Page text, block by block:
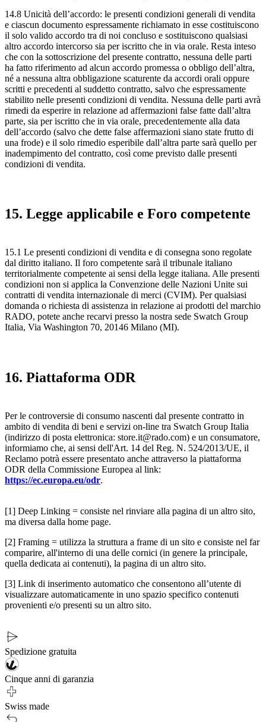
14.8 Unicità dell’accordo: le presenti condizioni generali di vendita
e ciascun documento espressamente richiamato in esse costituiscono
il solo valido accordo tra di noi concluso e sostituiscono qualsiasi
altro accordo intercorso sia per iscritto che in via orale. Resta inteso
che con la sottoscrizione del presente contratto, nessuna delle parti
ha fatto riferimento ad alcun accordo promessa o obbligo dell’altra,
né a nessuna altra obbligazione scaturente da accordi orali oppure
scritti e precedenti al suddetto contratto, salvo che espressamente
stabilito nelle presenti condizioni di vendita. Nessuna delle parti avrà
rimedi da esperire in relazione ad affermazioni false fatte dall’altra
parte, sia per iscritto che in via orale, precedentemente alla data
dell’accordo (salvo che dette false affermazioni siano state frutto di
una frode) e il solo rimedio esperibile dall’altra parte sarà quello per
inadempimento del contratto, così come previsto dalle presenti
condizioni di vendita.
15. Legge applicabile e Foro competente
15.1 Le presenti condizioni di vendita e di consegna sono regolate
dal diritto italiano. Il foro competente sarà il tribunale italiano
territorialmente competente ai sensi della legge italiana. Alle presenti
condizioni non si applica la Convenzione delle Nazioni Unite sui
contratti di vendita internazionale di merci (CVIM). Per qualsiasi
domanda o richiesta di assistenza in relazione ai prodotti del marchio
RADO, potete anche recarvi presso la nostra sede Swatch Group
Italia, Via Washington 70, 20146 Milano (MI).
16. Piattaforma ODR
Per le controversie di consumo nascenti dal presente contratto in
ambito di vendita di beni e servizi on-line tra Swatch Group Italia
(indirizzo di posta elettronica: store.it@rado.com) e un consumatore,
informiamo che, ai sensi dell'Art. 14 del Reg. N. 524/2013/UE, il
Reclamo potrà essere presentato anche attraverso la piattaforma
ODR della Commissione Europea al link:
https://ec.europa.eu/odr.
[1] Deep Linking = consiste nel rinviare alla pagina di un altro sito,
ma diversa dalla home page.
[2] Framing = utilizza la struttura a frame di un sito e consiste nel far
comparire, all'interno di una delle cornici (in genere la principale,
quella dedicata ai contenuti), la pagina di un altro sito.
[3] Link di inserimento automatico che consentono all’utente di
visualizzare automaticamente in uno spazio specifico contenuti
provenienti e/o presenti su un altro sito.
Spedizione gratuita
Cinque anni di garanzia
Swiss made